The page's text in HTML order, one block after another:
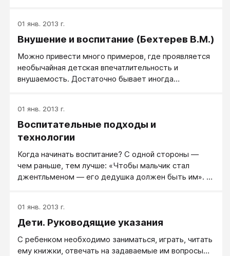
человека с высокой самооценкой, активной
жизненной позицией, мотивированного на успех,
любые жизненные проблемы.
01 янв. 2013 г.
Внушение и воспитание (Бехтерев В.М.)
Можно привести много примеров, где проявляется
необычайная детская впечатлительность и
внушаемость. Достаточно бывает иногда
тяжелом происшествии, и ребенок будет уже
тревожно спать ночью или даже подвергнется
ночному испугу или кошмару.
01 янв. 2013 г.
Воспитательные подходы и
технологии
Когда начинать воспитание? С одной стороны —
чем раньше, тем лучше: «Чтобы мальчик стал
джентльменом — его дедушка должен быть им». С
торопиться. Скорее, тут стоит много раз подумать,
прежде чем что-то предпринимать.
01 янв. 2013 г.
Дети. Руководящие указания
С ребенком необходимо заниматься, играть, читать
ему книжки, отвечать на задаваемые им вопросы…